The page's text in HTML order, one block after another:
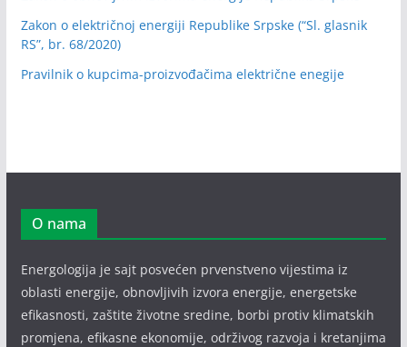
Zakon o električnoj energiji Republike Srpske (“Sl. glasnik
RS”, br. 68/2020)
Pravilnik o kupcima-proizvođačima električne enegije
O nama
Energologija je sajt posvećen prvenstveno vijestima iz
oblasti energije, obnovljivih izvora energije, energetske
efikasnosti, zaštite životne sredine, borbi protiv klimatskih
promjena, efikasne ekonomije, održivog razvoja i kretanjima